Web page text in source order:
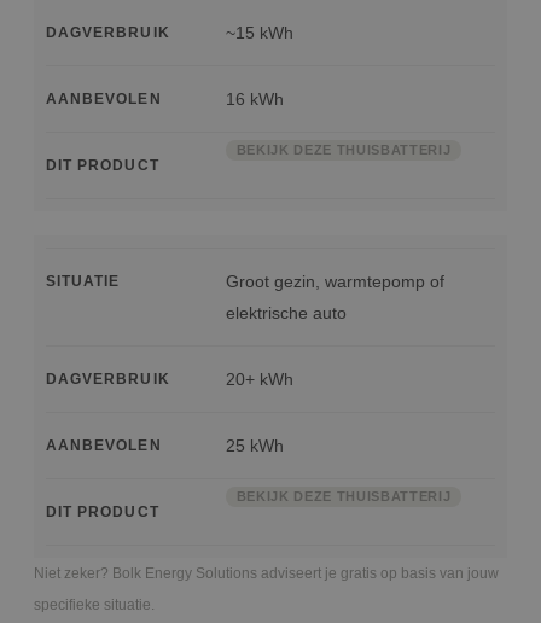
DAGVERBRUIK ~15 kWh
AANBEVOLEN 16 kWh
DIT PRODUCT
BEKIJK DEZE THUISBATTERIJ
SITUATIE
Groot gezin, warmtepomp of
elektrische auto
DAGVERBRUIK 20+ kWh
AANBEVOLEN 25 kWh
DIT PRODUCT
BEKIJK DEZE THUISBATTERIJ
Niet zeker? Bolk Energy Solutions adviseert je gratis op basis van jouw
specifieke situatie.